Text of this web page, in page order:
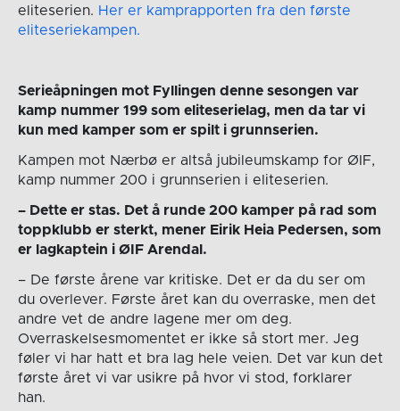
eliteserien. Her er kamprapporten fra den første
eliteseriekampen.
Serieåpningen mot Fyllingen denne sesongen var
kamp nummer 199 som eliteserielag, men da tar vi
kun med kamper som er spilt i grunnserien.
Kampen mot Nærbø er altså jubileumskamp for ØIF,
kamp nummer 200 i grunnserien i eliteserien.
– Dette er stas. Det å runde 200 kamper på rad som
toppklubb er sterkt, mener Eirik Heia Pedersen, som
er lagkaptein i ØIF Arendal.
– De første årene var kritiske. Det er da du ser om
du overlever. Første året kan du overraske, men det
andre vet de andre lagene mer om deg.
Overraskelsesmomentet er ikke så stort mer. Jeg
føler vi har hatt et bra lag hele veien. Det var kun det
første året vi var usikre på hvor vi stod, forklarer
han.